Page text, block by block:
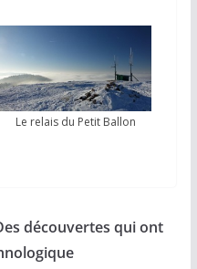
Le relais du Petit Ballon
découvertes qui ont